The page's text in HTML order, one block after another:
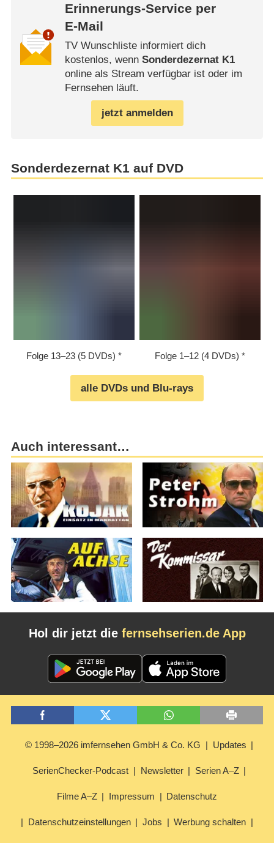
Erinnerungs-Service per
E-Mail
TV Wunschliste informiert dich
kostenlos, wenn Sonderdezernat K1
online als Stream verfügbar ist oder im
Fernsehen läuft.
jetzt anmelden
Sonderdezernat K1 auf DVD
Folge 13⁠–⁠23 (5 DVDs) Folge 1⁠–⁠12 (4 DVDs)
alle DVDs und Blu-rays
Auch interessant…
Hol dir jetzt die fernsehserien.de App
© 1998–2026 imfernsehen GmbH & Co. KG Updates
SerienChecker-Podcast Newsletter Serien A–Z
Filme A–Z Impressum Datenschutz
Datenschutzeinstellungen Jobs Werbung schalten